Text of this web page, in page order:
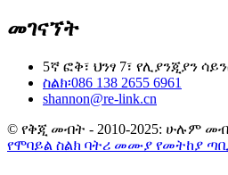
መገናኘት
5ኛ ፎቅ፣ ህንፃ 7፣ የሊያንጂያን
ስልክ፡086 138 2655 6961
shannon@re-link.cn
© የቅጂ መብት - 2010-2025: ሁሉም
የሞባይል ስልክ ባትሪ መሙያ የመትከያ